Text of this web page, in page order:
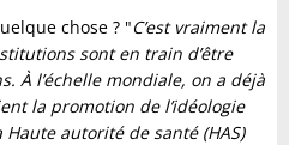
chose ? "C’est vraiment la
sont en train d’être
À l’échelle mondiale, on a déjà
la promotion de l’idéologie
autorité de santé (HAS)